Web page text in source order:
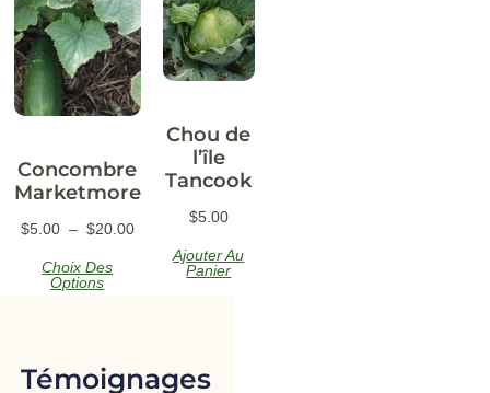
Concombre
Marketmore
$5.00 – $20.00
Choix Des
Options
Chou de
l’île
Tancook
$5.00
Ajouter Au
Panier
Témoignages